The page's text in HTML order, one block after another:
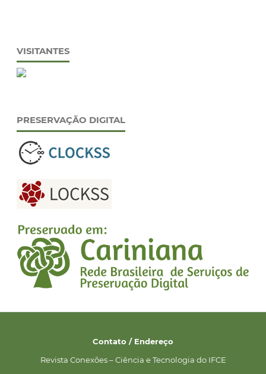
VISITANTES
PRESERVAÇÃO DIGITAL
Contato / Endereço
Revista Conexões – Ciência e Tecnologia do IFCE